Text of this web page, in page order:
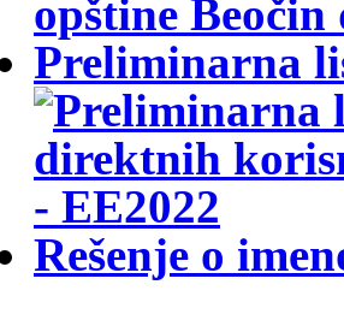
Preliminarna
Rešenje o